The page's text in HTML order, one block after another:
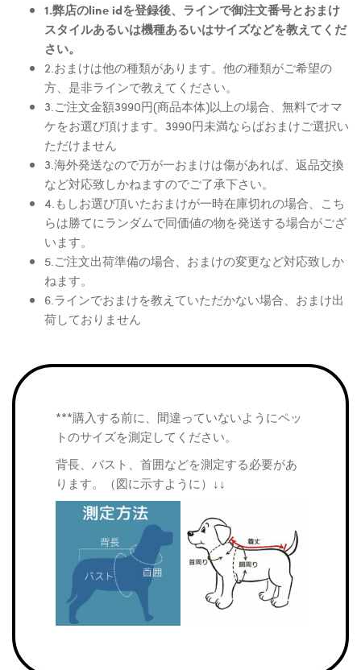
1.弊店のline idを登録後、ラインで御注文番号とおまけ
スタイルあるいは機種あるいはサイズなどを教えてくだ
さい。
2.おまけは他の種類があります。他の種類がご希望の
方、是非ラインで教えてください。
3.ご注文金額3990円(商品本体)以上の場合、無料でオマ
ケをお選び頂けます。3990円未満ならばおまけご選択い
ただけません
3.海外発送なので万が一おまけは傷があれば、返品交換
など対応致しかねますのでご了承下さい。
4.もしお選び頂いたおまけが一時在庫切れの場合、こち
らは勝てにランダムで同価値の物を発送する場合がござ
います。
5.ご注文出荷準備の場合、おまけの変更など対応致しか
ねます。
6.ラインでおまけを教えていただかない場合、おまけ出
荷しておりません
***購入する前に、間違っていないようにペッ
トのサイズを測定してください。
背長、バスト、首囲などを測定する必要があ
ります。（図に示すように）↓↓